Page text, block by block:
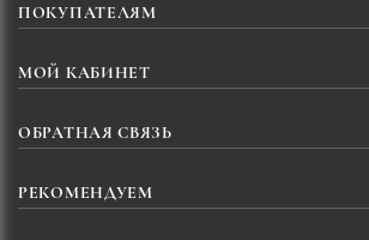
ПОКУПАТЕЛЯМ
МОЙ КАБИНЕТ
ОБРАТНАЯ СВЯЗЬ
РЕКОМЕНДУЕМ